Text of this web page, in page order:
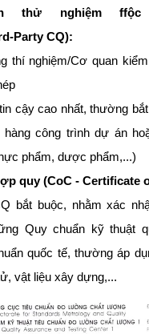
thử nghiệm ffộc
Party CQ):
thí nghiệm/Cơ quan
cậy cao nhất, thường
hàng công trình dự án
phẩm, dược phẩm,...)
quy (CoC - Certificate
bắt buộc, nhằm xác
Quy chuẩn kỹ thuật
quốc tế, thường áp
vật liệu xây dựng,...